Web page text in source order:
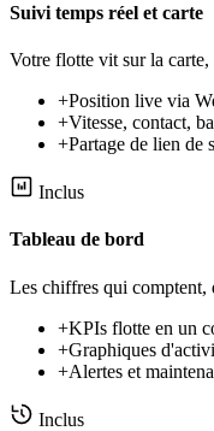
Suivi temps réel et carte
Votre flotte vit sur la carte,
+Position live via
+Vitesse, contact,
+Partage de lien de
Inclus
Tableau de bord
Les chiffres qui comptent,
+KPIs flotte en un
+Graphiques
+Alertes et
Inclus